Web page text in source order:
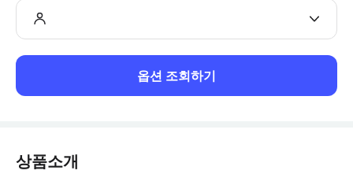
옵션 조회하기
상품소개